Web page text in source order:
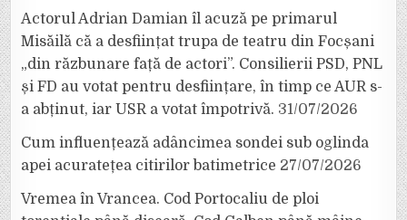
Actorul Adrian Damian îl acuză pe primarul
Misăilă că a desființat trupa de teatru din Focșani
„din răzbunare față de actori”. Consilierii PSD, PNL
și FD au votat pentru desființare, în timp ce AUR s-
a abținut, iar USR a votat împotrivă. 31/07/2026
Cum influențează adâncimea sondei sub oglinda
apei acuratețea citirilor batimetrice 27/07/2026
Vremea în Vrancea. Cod Portocaliu de ploi